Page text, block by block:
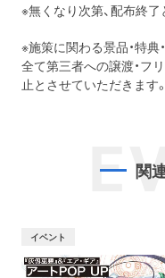
※無くなり次第、配布終
※施策に関わる景品・特典
全て第三者への譲渡・フ
止とさせていただきます。
関
イベント